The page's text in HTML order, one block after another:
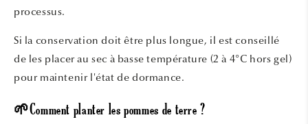
processus.
Si la conservation doit être plus longue, il est conseillé
de les placer au sec à basse température (2 à 4°C hors gel)
pour maintenir l'état de dormance.
🌱Comment planter les pommes de terre ?